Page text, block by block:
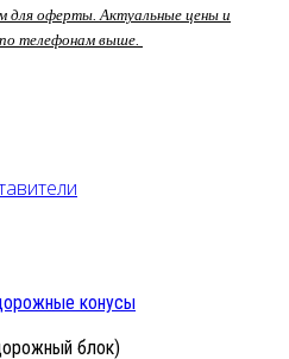
для оферты. Актуальные цены и
телефонам выше.
конусы
блок)